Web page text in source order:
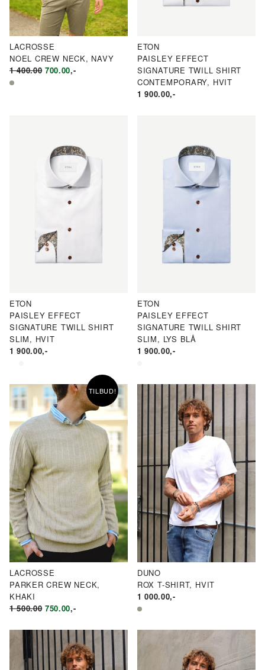
LACROSSE
NOEL CREW NECK, NAVY
1 400.00 OPPRINNELIG
700.00NÅVÆRENDE
,-
ETON
PAISLEY EFFECT
SIGNATURE TWILL SHIRT
CONTEMPORARY, HVIT
1 900.00,-
ETON
PAISLEY EFFECT
SIGNATURE TWILL SHIRT
SLIM, HVIT
1 900.00,-
ETON
PAISLEY EFFECT
SIGNATURE TWILL SHIRT
SLIM, LYS BLÅ
1 900.00,-
TILBUD!
LACROSSE
PARKER CREW NECK,
KHAKI
1 500.00 OPPRINNELIG
VAR:
KR1
500.00.
750.00NÅVÆRENDE
ER:
KR750.00.
,-
DUNO
ROX T-SHIRT, HVIT
1 000.00,-